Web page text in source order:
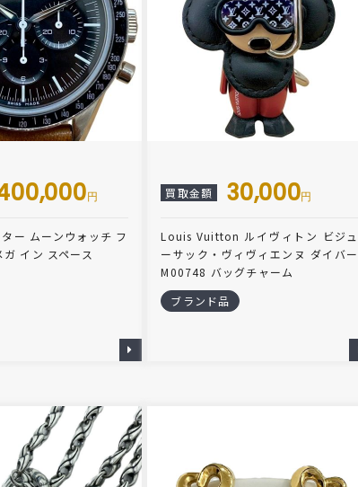
円
ー ムーンウォッチ フ
イン スペース
買取金額 30,000円
Louis Vuitton ルイヴィトン ビジュ
ーサック・ヴィヴィエンヌ ダイバー
M00748 バッグチャーム
ブランド品